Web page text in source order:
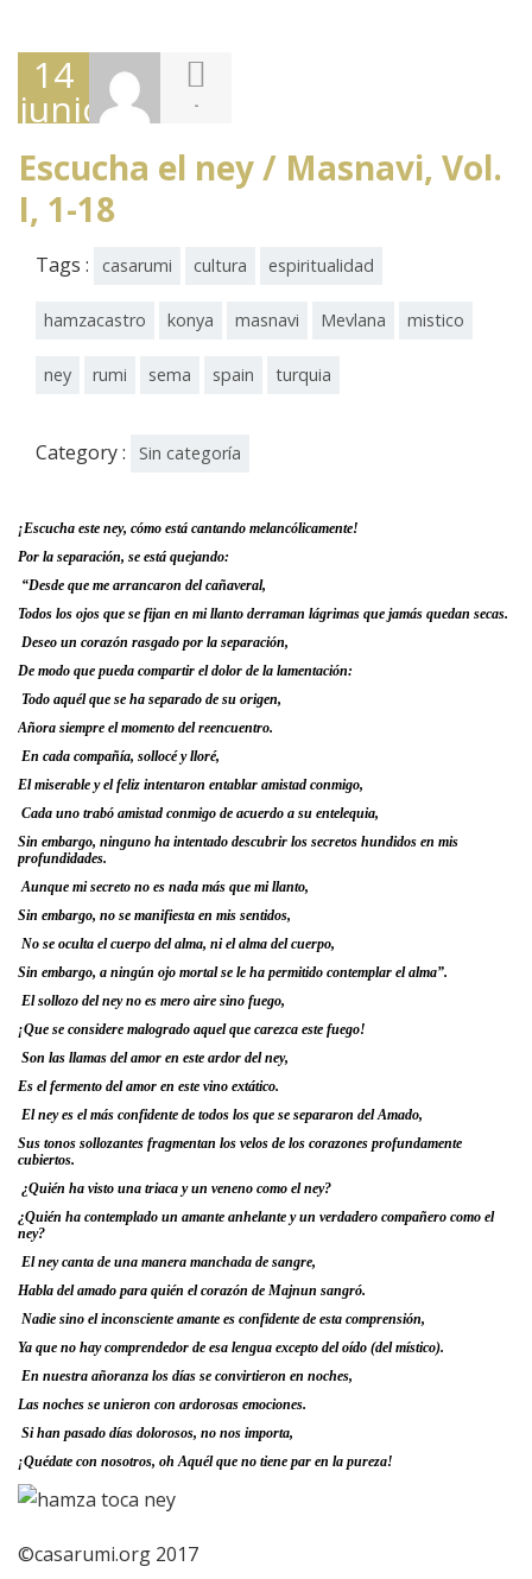
14
junio,
2017
-
Escucha el ney / Masnavi, Vol.
I, 1-18
Tags : casarumi cultura espiritualidad
hamzacastro konya masnavi Mevlana mistico
ney rumi sema spain turquia
Category : Sin categoría
¡Escucha este ney, cómo está cantando melancólicamente!
Por la separación, se está quejando:
“Desde que me arrancaron del cañaveral,
Todos los ojos que se fijan en mi llanto derraman lágrimas que jamás quedan secas.
Deseo un corazón rasgado por la separación,
De modo que pueda compartir el dolor de la lamentación:
Todo aquél que se ha separado de su origen,
Añora siempre el momento del reencuentro.
En cada compañía, sollocé y lloré,
El miserable y el feliz intentaron entablar amistad conmigo,
Cada uno trabó amistad conmigo de acuerdo a su entelequia,
Sin embargo, ninguno ha intentado descubrir los secretos hundidos en mis
profundidades.
Aunque mi secreto no es nada más que mi llanto,
Sin embargo, no se manifiesta en mis sentidos,
No se oculta el cuerpo del alma, ni el alma del cuerpo,
Sin embargo, a ningún ojo mortal se le ha permitido contemplar el alma”.
El sollozo del ney no es mero aire sino fuego,
¡Que se considere malogrado aquel que carezca este fuego!
Son las llamas del amor en este ardor del ney,
Es el fermento del amor en este vino extático.
El ney es el más confidente de todos los que se separaron del Amado,
Sus tonos sollozantes fragmentan los velos de los corazones profundamente
cubiertos.
¿Quién ha visto una triaca y un veneno como el ney?
¿Quién ha contemplado un amante anhelante y un verdadero compañero como el
ney?
El ney canta de una manera manchada de sangre,
Habla del amado para quién el corazón de Majnun sangró.
Nadie sino el inconsciente amante es confidente de esta comprensión,
Ya que no hay comprendedor de esa lengua excepto del oído (del místico).
En nuestra añoranza los días se convirtieron en noches,
Las noches se unieron con ardorosas emociones.
Si han pasado días dolorosos, no nos importa,
¡Quédate con nosotros, oh Aquél que no tiene par en la pureza!
©casarumi.org 2017